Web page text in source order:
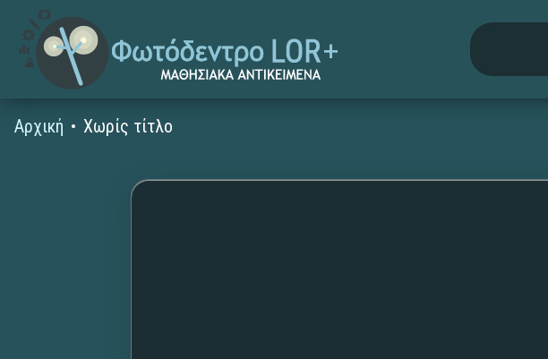
Αρχική Χωρίς τίτλο